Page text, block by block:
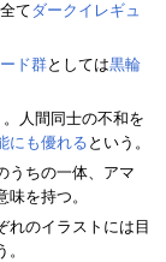
てダークイレギュ
ド群としては黒輪
人間同士の不和を
にも優れる という。
うちの一体、アマ
味を持つ。
れのイラストには目